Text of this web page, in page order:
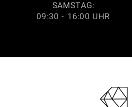
SAMSTAG:
09:30 - 16:00 UHR